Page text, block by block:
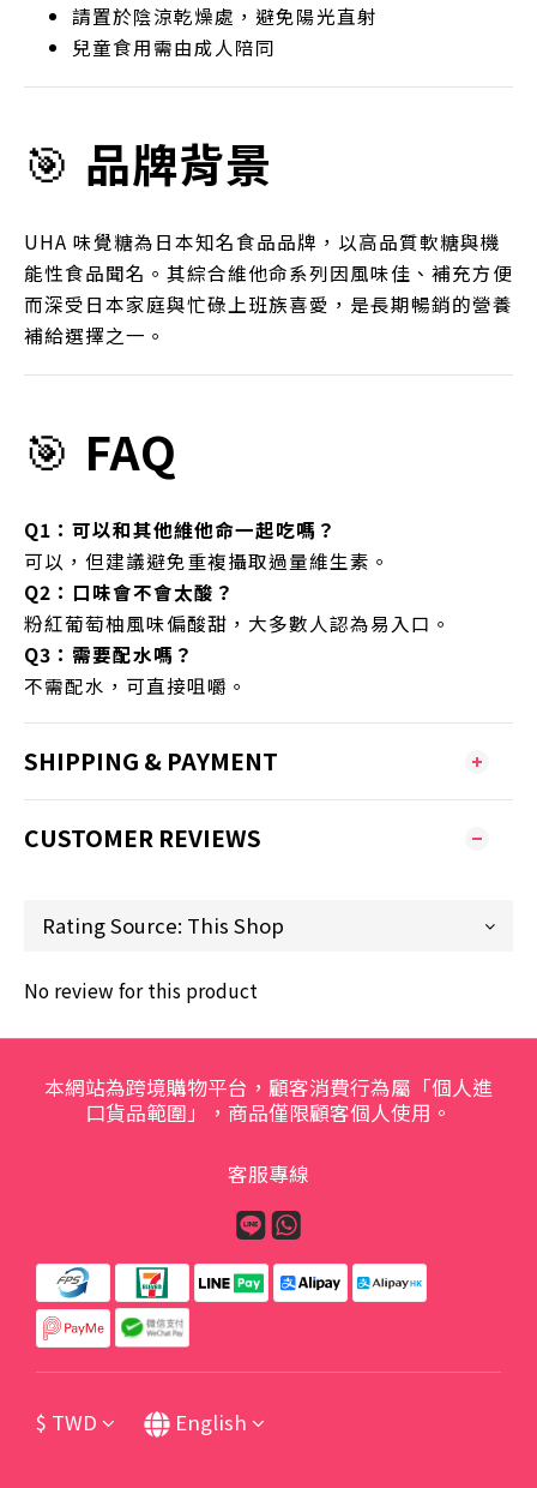
請置於陰涼乾燥處，避免陽光直射
兒童食用需由成人陪同
🎯 品牌背景
UHA 味覺糖為日本知名食品品牌，以高品質軟糖與機
能性食品聞名。其綜合維他命系列因風味佳、補充方便
而深受日本家庭與忙碌上班族喜愛，是長期暢銷的營養
補給選擇之一。
🎯 FAQ
Q1：可以和其他維他命一起吃嗎？
可以，但建議避免重複攝取過量維生素。
Q2：口味會不會太酸？
粉紅葡萄柚風味偏酸甜，大多數人認為易入口。
Q3：需要配水嗎？
不需配水，可直接咀嚼。
SHIPPING & PAYMENT
CUSTOMER REVIEWS
No review for this product
本網站為跨境購物平台，顧客消費行為屬「個人進
口貨品範圍」，商品僅限顧客個人使用。
客服專線
$ TWD English